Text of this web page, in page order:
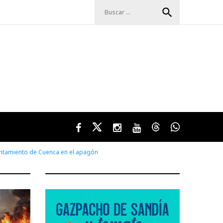
search
FacebookTwitterInstagramYoutubeThreadsWhatsApp
de Cuenca en el apagón